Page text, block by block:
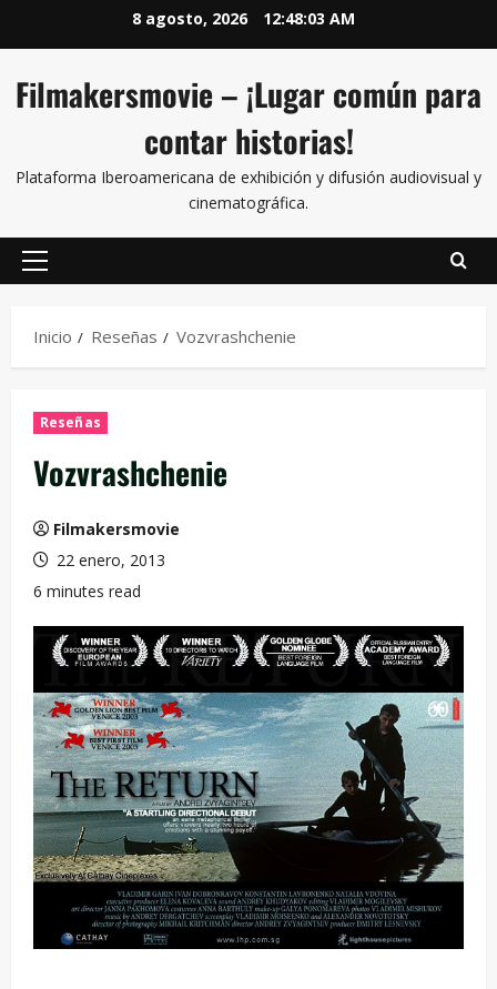
8 agosto, 2026 12:48:04 AM
Filmakersmovie – ¡Lugar común para
contar historias!
Plataforma Iberoamericana de exhibición y difusión audiovisual y
cinematográfica.
Inicio Reseñas Vozvrashchenie
Reseñas
Vozvrashchenie
Filmakersmovie
22 enero, 2013
6 minutes read